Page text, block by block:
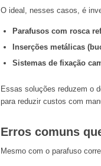
O ideal, nesses casos, é
Parafusos com rosca
Inserções metálicas
Sistemas de fixação
Essas soluções reduzem o
para reduzir custos com
Erros comuns
Mesmo com o parafuso